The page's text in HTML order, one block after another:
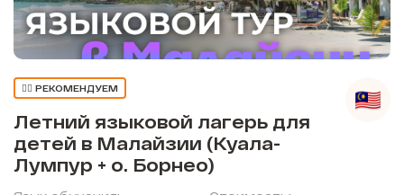
👍🏼 РЕКОМЕНДУЕМ
Летний языковой лагерь для
детей в Малайзии (Куала-
Лумпур + о. Борнео)